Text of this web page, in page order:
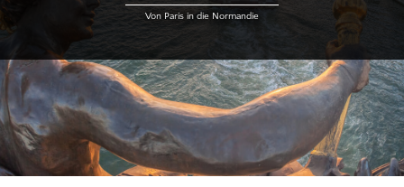
Von Paris in die Normandie